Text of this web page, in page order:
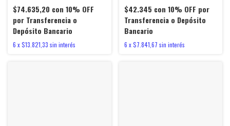
$74.635,20 con 10% OFF
por Transferencia o
Depósito Bancario
6 x$13.821,33 sin interés
$42.345 con 10% OFF por
Transferencia o Depósito
Bancario
6 x$7.841,67 sin interés